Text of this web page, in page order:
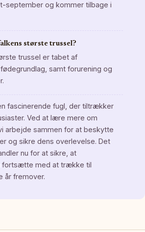
september og kommer tilbage i
største trussel?
trussel er tabet af
samt forurening og
fascinerende fugl, der tiltrækker
Ved at lære mere om
arbejde sammen for at beskytte
og sikre dens overlevelse. Det
nu for at sikre, at
fortsætte med at trække til
år fremover.